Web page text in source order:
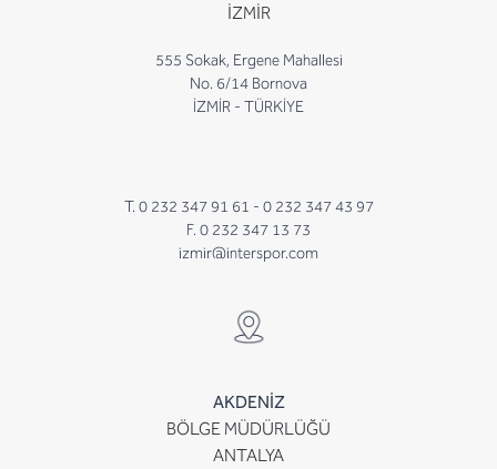
İZMİR
555 Sokak, Ergene Mahallesi
No. 6/14 Bornova
İZMİR - TÜRKİYE
T. 0 232 347 91 61 - 0 232 347 43 97
F. 0 232 347 13 73
izmir@interspor.com
AKDENİZ
BÖLGE MÜDÜRLÜĞÜ
ANTALYA